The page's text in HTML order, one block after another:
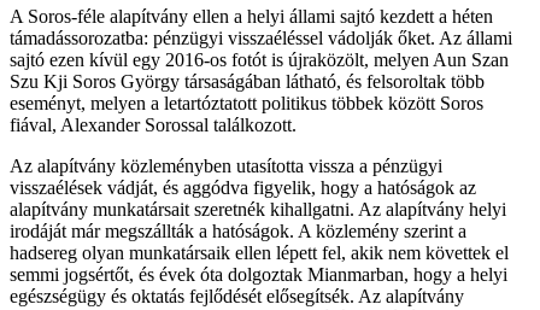
A Soros-féle alapítvány ellen a helyi állami sajtó kezdett a héten
támadássorozatba: pénzügyi visszaéléssel vádolják őket. Az állami
sajtó ezen kívül egy 2016-os fotót is újraközölt, melyen Aun Szan
Szu Kji Soros György társaságában látható, és felsoroltak több
eseményt, melyen a letartóztatott politikus többek között Soros
fiával, Alexander Sorossal találkozott.
Az alapítvány közleményben utasította vissza a pénzügyi
visszaélések vádját, és aggódva figyelik, hogy a hatóságok az
alapítvány munkatársait szeretnék kihallgatni. Az alapítvány helyi
irodáját már megszállták a hatóságok. A közlemény szerint a
hadsereg olyan munkatársaik ellen lépett fel, akik nem követtek el
semmi jogsértőt, és évek óta dolgoztak Mianmarban, hogy a helyi
egészségügy és oktatás fejlődését elősegítsék. Az alapítvány